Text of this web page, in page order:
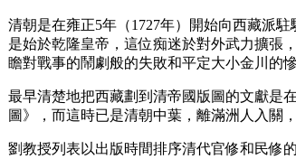
清朝是在雍正5年（1727年）開始向西藏派
是始於乾隆皇帝，這位痴迷於對外武力擴張
瞻對戰事的鬧劇般的失敗和平定大小金川的
最早清楚地把西藏劃到清帝國版圖的文獻是
圖》，而這時已是清朝中葉，離滿洲人入關
劉教授列表以出版時間排序清代官修和民修